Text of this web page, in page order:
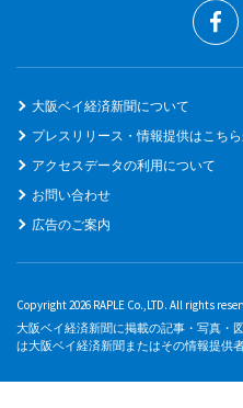
大阪ベイ経済新聞について
プレスリリース・情報提供はこちら
アクセスデータの利用について
お問い合わせ
広告のご案内
Copyright 2026 RAPLE Co.,LTD. All rights
大阪ベイ経済新聞に掲載の記事・写真・
は大阪ベイ経済新聞またはその情報提供